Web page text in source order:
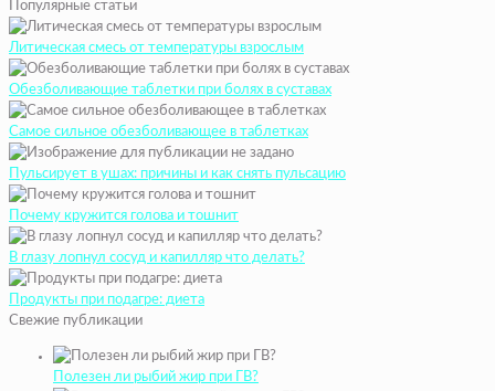
Популярные статьи
Литическая смесь от температуры взрослым
Обезболивающие таблетки при болях в суставах
Самое сильное обезболивающее в таблетках
Пульсирует в ушах: причины и как снять пульсацию
Почему кружится голова и тошнит
В глазу лопнул сосуд и капилляр что делать?
Продукты при подагре: диета
Свежие публикации
Полезен ли рыбий жир при ГВ?